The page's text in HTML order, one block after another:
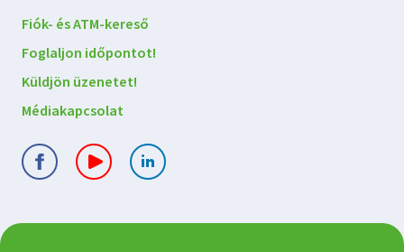
Lépjen
kapcsolatba
velünk
Fiók- és ATM-kereső
Foglaljon időpontot!
Küldjön üzenetet!
Médiakapcsolat